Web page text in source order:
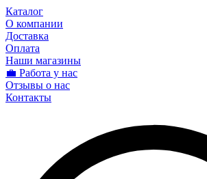
Каталог
О компании
Доставка
Оплата
Наши магазины
💼 Работа у нас
Отзывы о нас
Контакты